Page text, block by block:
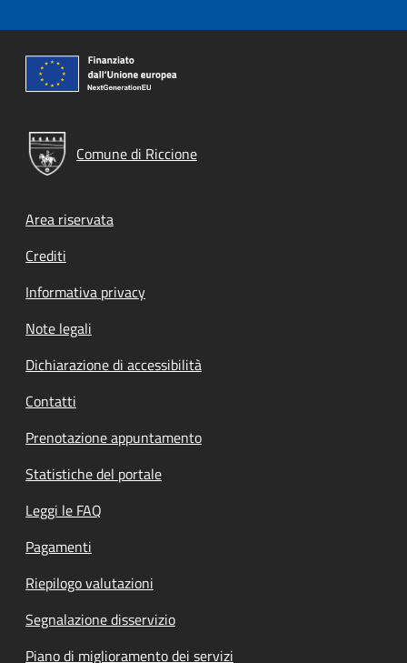
Comune di Riccione
Footer menu
Area riservata
Crediti
Informativa privacy
Note legali
Dichiarazione di accessibilità
Contatti
Prenotazione appuntamento
Statistiche del portale
Leggi le FAQ
Pagamenti
Riepilogo valutazioni
Segnalazione disservizio
Piano di miglioramento dei servizi